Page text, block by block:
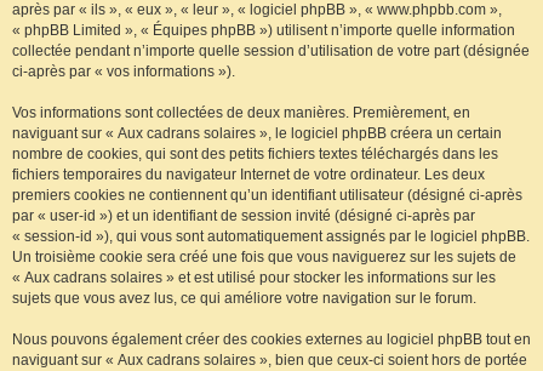
après par « ils », « eux », « leur », « logiciel phpBB », « www.phpbb.com »,
« phpBB Limited », « Équipes phpBB ») utilisent n’importe quelle information
collectée pendant n’importe quelle session d’utilisation de votre part (désignée
ci-après par « vos informations »).
Vos informations sont collectées de deux manières. Premièrement, en
naviguant sur « Aux cadrans solaires », le logiciel phpBB créera un certain
nombre de cookies, qui sont des petits fichiers textes téléchargés dans les
fichiers temporaires du navigateur Internet de votre ordinateur. Les deux
premiers cookies ne contiennent qu’un identifiant utilisateur (désigné ci-après
par « user-id ») et un identifiant de session invité (désigné ci-après par
« session-id »), qui vous sont automatiquement assignés par le logiciel phpBB.
Un troisième cookie sera créé une fois que vous naviguerez sur les sujets de
« Aux cadrans solaires » et est utilisé pour stocker les informations sur les
sujets que vous avez lus, ce qui améliore votre navigation sur le forum.
Nous pouvons également créer des cookies externes au logiciel phpBB tout en
naviguant sur « Aux cadrans solaires », bien que ceux-ci soient hors de portée